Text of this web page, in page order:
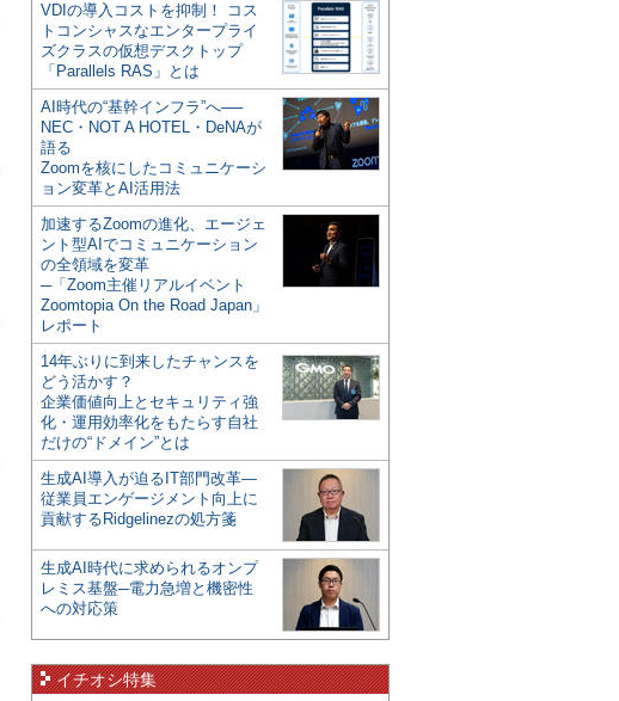
VDIの導入コストを抑制！ コス
トコンシャスなエンタープライ
ズクラスの仮想デスクトップ
「Parallels RAS」とは
AI時代の“基幹インフラ”へ──
NEC・NOT A HOTEL・DeNAが
語る
Zoomを核にしたコミュニケーシ
ョン変革とAI活用法
加速するZoomの進化、エージェ
ント型AIでコミュニケーション
の全領域を変革
─「Zoom主催リアルイベント
Zoomtopia On the Road Japan」
レポート
14年ぶりに到来したチャンスを
どう活かす？
企業価値向上とセキュリティ強
化・運用効率化をもたらす自社
だけの“ドメイン”とは
生成AI導入が迫るIT部門改革―
従業員エンゲージメント向上に
貢献するRidgelinezの処方箋
生成AI時代に求められるオンプ
レミス基盤─電力急増と機密性
への対応策
イチオシ特集